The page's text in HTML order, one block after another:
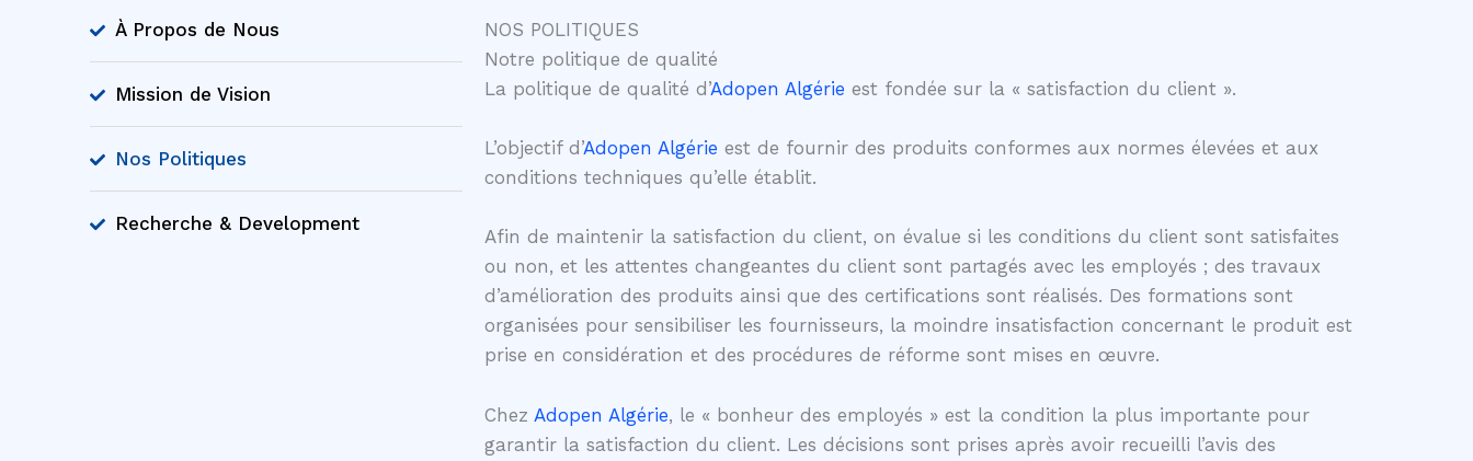
À Propos de Nous
Mission de Vision
Nos Politiques
Recherche & Development
NOS POLITIQUES
Notre politique de qualité
La politique de qualité d’Adopen Algérie est fondée sur la « satisfaction du client ».
L’objectif d’Adopen Algérie est de fournir des produits conformes aux normes élevées et aux
conditions techniques qu’elle établit.
Afin de maintenir la satisfaction du client, on évalue si les conditions du client sont satisfaites
ou non, et les attentes changeantes du client sont partagés avec les employés ; des travaux
d’amélioration des produits ainsi que des certifications sont réalisés. Des formations sont
organisées pour sensibiliser les fournisseurs, la moindre insatisfaction concernant le produit est
prise en considération et des procédures de réforme sont mises en œuvre.
Chez Adopen Algérie, le « bonheur des employés » est la condition la plus importante pour
garantir la satisfaction du client. Les décisions sont prises après avoir recueilli l’avis des